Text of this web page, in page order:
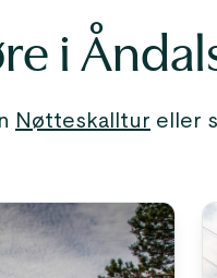
i
Nøtteskalltur eller